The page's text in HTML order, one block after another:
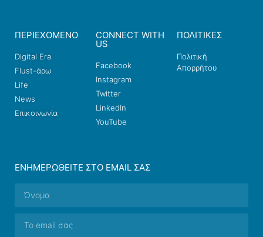
ΠΕΡΙΕΧΟΜΕΝΟ
Digital Era
Flust-άρω
Life
News
Επικοινωνία
CONNECT WITH
US
Facebook
Instagram
Twitter
LinkedIn
YouTube
ΠΟΛΙΤΙΚΕΣ
Πολιτική
Απορρήτου
ΕΝΗΜΕΡΩΘΕΊΤΕ ΣΤΟ EMAIL ΣΑΣ